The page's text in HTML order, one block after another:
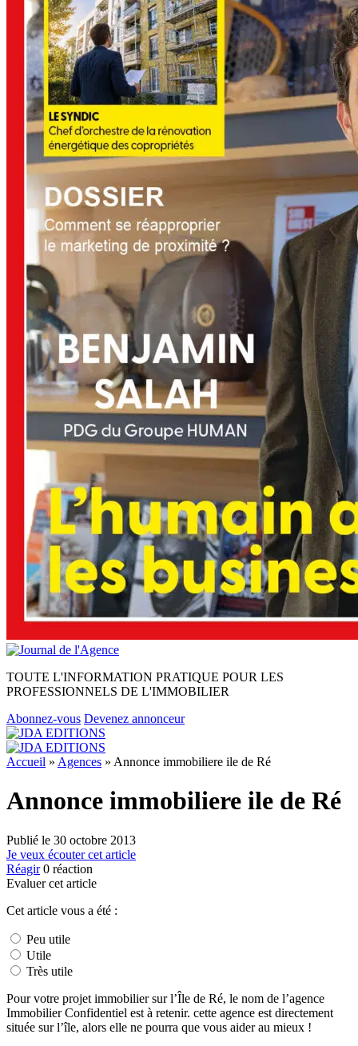
TOUTE L'INFORMATION PRATIQUE POUR LES
PROFESSIONNELS DE L'IMMOBILIER
Abonnez-vous Devenez annonceur
Accueil » Agences » Annonce immobiliere ile de Ré
Annonce immobiliere ile de Ré
Publié le 30 octobre 2013
Je veux écouter cet article
Réagir 0 réaction
Evaluer cet article
Cet article vous a été :
Peu utile
Utile
Très utile
Pour votre projet immobilier sur l’Île de Ré, le nom de l’agence
Immobilier Confidentiel est à retenir. cette agence est directement
située sur l’île, alors elle ne pourra que vous aider au mieux !